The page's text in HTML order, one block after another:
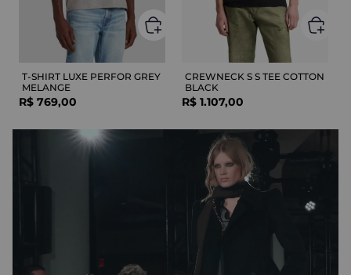
T-SHIRT LUXE PERFOR GREY
MELANGE
R$ 769,00
CREWNECK S S TEE COTTON
BLACK
R$ 1.107,00